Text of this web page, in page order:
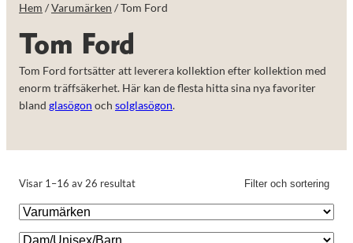
Hem /Varumärken / Tom Ford
Tom Ford
Tom Ford fortsätter att leverera kollektion efter kollektion med
enorm träffsäkerhet. Här kan de flesta hitta sina nya favoriter
bland glasögon och solglasögon.
Filter och sortering
Visar 1–16 av 26 resultat